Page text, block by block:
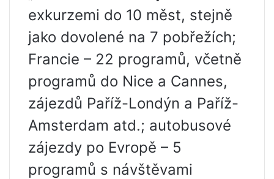
exkurzemi do 10 měst, stejně
jako dovolené na 7 pobřežích;
Francie – 22 programů, včetně
programů do Nice a Cannes,
zájezdů Paříž-Londýn a Paříž-
Amsterdam atd.; autobusové
zájezdy po Evropě – 5
programů s návštěvami